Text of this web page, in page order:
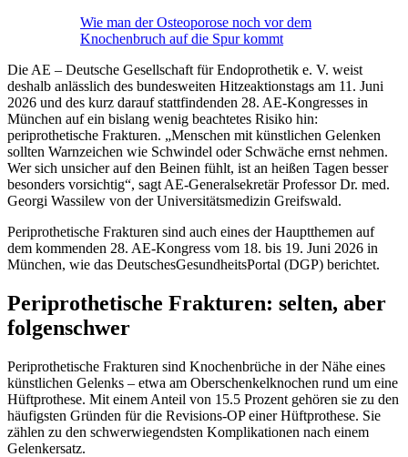
Wie man der Osteoporose noch vor dem
Knochenbruch auf die Spur kommt
Die AE – Deutsche Gesellschaft für Endoprothetik e. V. weist
deshalb anlässlich des bundesweiten Hitzeaktionstags am 11. Juni
2026 und des kurz darauf stattfindenden 28. AE-Kongresses in
München auf ein bislang wenig beachtetes Risiko hin:
periprothetische Frakturen. „Menschen mit künstlichen Gelenken
sollten Warnzeichen wie Schwindel oder Schwäche ernst nehmen.
Wer sich unsicher auf den Beinen fühlt, ist an heißen Tagen besser
besonders vorsichtig“, sagt AE-Generalsekretär Professor Dr. med.
Georgi Wassilew von der Universitätsmedizin Greifswald.
Periprothetische Frakturen sind auch eines der Hauptthemen auf
dem kommenden 28. AE-Kongress vom 18. bis 19. Juni 2026 in
München, wie das DeutschesGesundheitsPortal (DGP) berichtet.
Periprothetische Frakturen: selten, aber
folgenschwer
Periprothetische Frakturen sind Knochenbrüche in der Nähe eines
künstlichen Gelenks – etwa am Oberschenkelknochen rund um eine
Hüftprothese. Mit einem Anteil von 15.5 Prozent gehören sie zu den
häufigsten Gründen für die Revisions-OP einer Hüftprothese. Sie
zählen zu den schwerwiegendsten Komplikationen nach einem
Gelenkersatz.